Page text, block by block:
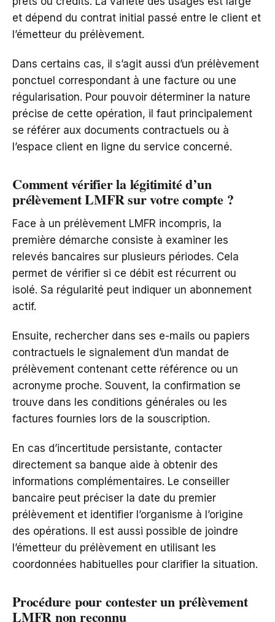
et dépend du contrat initial passé entre le client et
l’émetteur du prélèvement.
Dans certains cas, il s’agit aussi d’un prélèvement
ponctuel correspondant à une facture ou une
régularisation. Pour pouvoir déterminer la nature
précise de cette opération, il faut principalement
se référer aux documents contractuels ou à
l’espace client en ligne du service concerné.
Comment vérifier la légitimité d’un
prélèvement LMFR sur votre compte ?
Face à un prélèvement LMFR incompris, la
première démarche consiste à examiner les
relevés bancaires sur plusieurs périodes. Cela
permet de vérifier si ce débit est récurrent ou
isolé. Sa régularité peut indiquer un abonnement
actif.
Ensuite, rechercher dans ses e-mails ou papiers
contractuels le signalement d’un mandat de
prélèvement contenant cette référence ou un
acronyme proche. Souvent, la confirmation se
trouve dans les conditions générales ou les
factures fournies lors de la souscription.
En cas d’incertitude persistante, contacter
directement sa banque aide à obtenir des
informations complémentaires. Le conseiller
bancaire peut préciser la date du premier
prélèvement et identifier l’organisme à l’origine
des opérations. Il est aussi possible de joindre
l’émetteur du prélèvement en utilisant les
coordonnées habituelles pour clarifier la situation.
Procédure pour contester un prélèvement
LMFR non reconnu